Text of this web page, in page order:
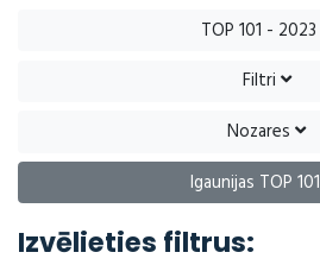
TOP 101 - 2023
Filtri
Nozares
Igaunijas TOP 101
Izvēlieties filtrus: